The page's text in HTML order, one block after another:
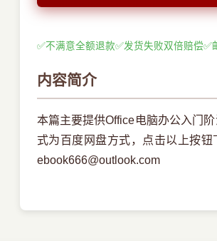
✅不满意全额退款✅发货失败双倍赔偿✅
内容简介
本篇主要提供Office电脑办公入门
式为百度网盘方式，点击以上按
ebook666@outlook.com